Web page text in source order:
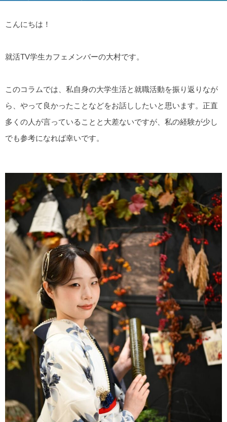
こんにちは！
就活TV学生カフェメンバーの大村です。
このコラムでは、私自身の大学生活と就職活動を振り返りなが
ら、やって良かったことなどをお話ししたいと思います。正直
多くの人が言っていることと大差ないですが、私の経験が少し
でも参考になれば幸いです。